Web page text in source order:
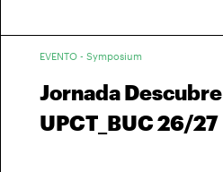
EVENTO - Symposium
Jornada Descubre
UPCT_BUC 26/27